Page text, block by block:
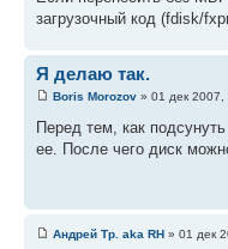
загрузочный код (fdisk/
Я делаю так.
Boris Morozov » 01 дек 2007,
Перед тем, как
ее. После чего диск
Андрей Тр. aka RH » 01 дек